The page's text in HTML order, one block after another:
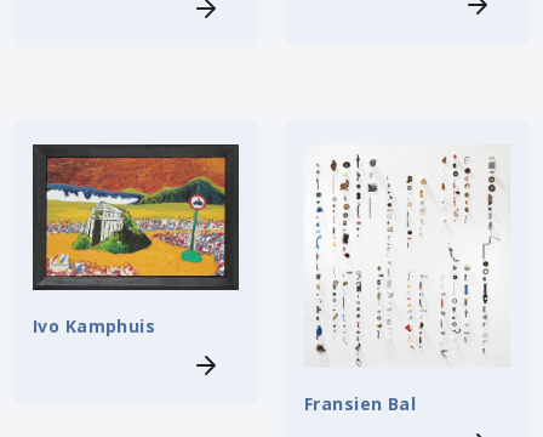
Ivo Kamphuis
Fransien Bal